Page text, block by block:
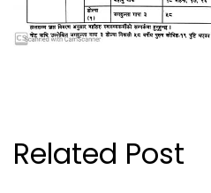
Related Post